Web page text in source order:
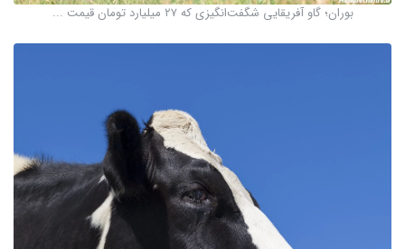
بوران؛ گاو آفریقایی شگفت‌انگیزی که ۲۷ میلیارد تومان قیمت ...